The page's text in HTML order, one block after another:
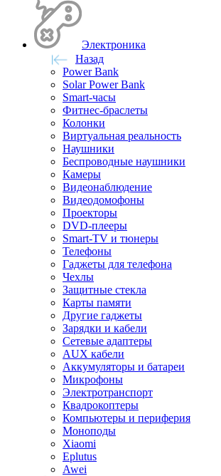
Электроника
Назад
Power Bank
Solar Power Bank
Smart-часы
Фитнес-браслеты
Колонки
Виртуальная реальность
Наушники
Беспроводные наушники
Камеры
Видеонаблюдение
Видеодомофоны
Проекторы
DVD-плееры
Smart-TV и тюнеры
Телефоны
Гаджеты для телефона
Чехлы
Защитные стекла
Карты памяти
Другие гаджеты
Зарядки и кабели
Сетевые адаптеры
AUX кабели
Аккумуляторы и батареи
Микрофоны
Электротранспорт
Квадрокоптеры
Компьютеры и периферия
Моноподы
Xiaomi
Eplutus
Awei